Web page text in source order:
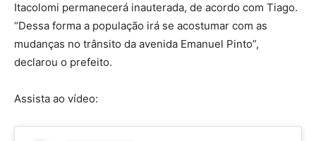
Itacolomi permanecerá inauterada, de acordo com Tiago.
“Dessa forma a população irá se acostumar com as
mudanças no trânsito da avenida Emanuel Pinto”,
declarou o prefeito.
Assista ao vídeo: